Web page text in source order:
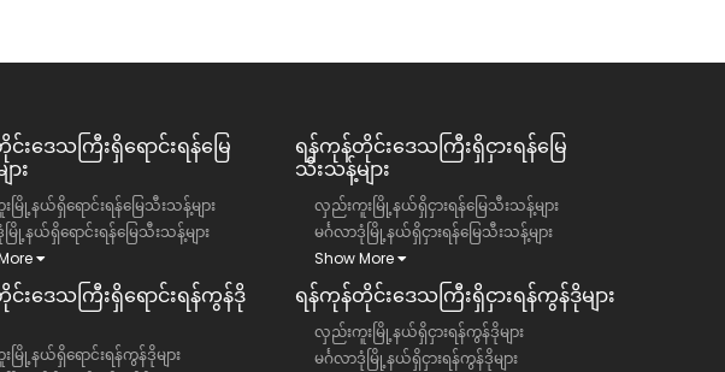
းဒေသကြီး​ရှိရောင်းရန်မြေ
း
ြို့နယ်ရှိရောင်းရန်မြေသီးသန့်များ
မြို့နယ်ရှိရောင်းရန်မြေသီးသန့်များ
းဒေသကြီး​ရှိရောင်းရန်ကွန်ဒို
ြို့နယ်ရှိရောင်းရန်ကွန်ဒိုများ
ရန်ကုန်တိုင်းဒေသကြီး​​ရှိငှားရန်မြေ
သီးသန့်များ
လှည်းကူးမြို့နယ်ရှိငှားရန်မြေသီးသန့်များ
မင်္ဂလာဒုံမြို့နယ်ရှိငှားရန်မြေသီးသန့်များ
Show More
ရန်ကုန်တိုင်းဒေသကြီး​​ရှိငှားရန်ကွန်ဒိုများ
လှည်းကူးမြို့နယ်ရှိငှားရန်ကွန်ဒိုများ
မင်္ဂလာဒုံမြို့နယ်ရှိငှားရန်ကွန်ဒိုများ